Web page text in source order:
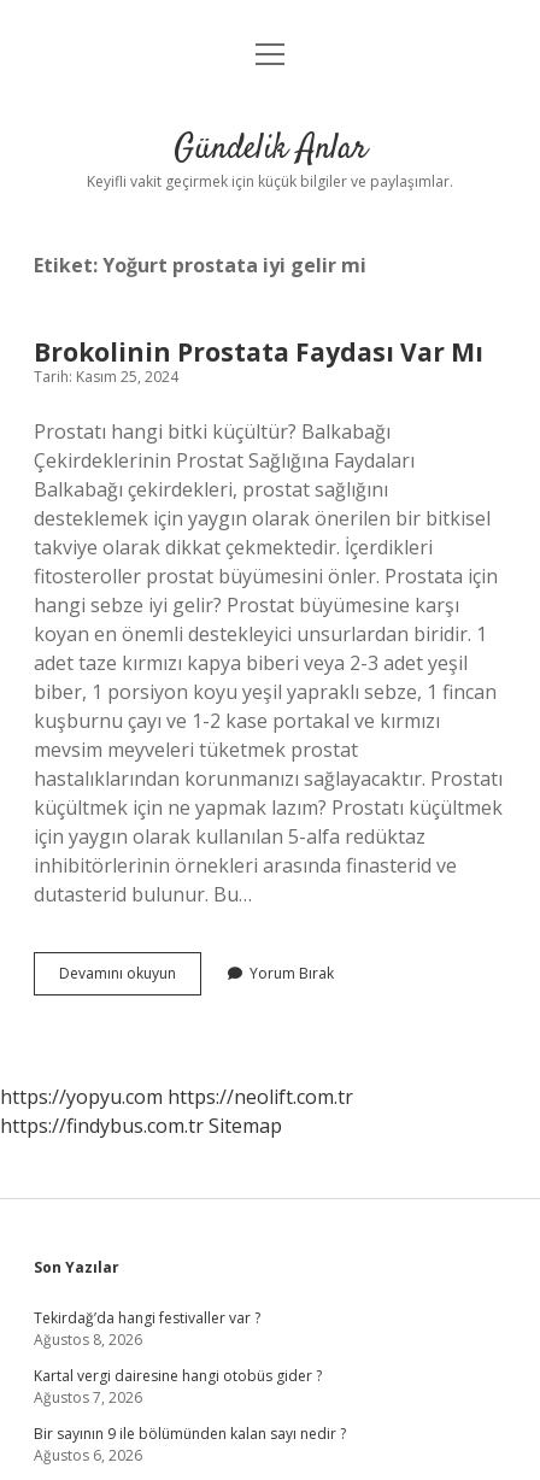
Anasayfa
Yasal Uyarı
menüyü
Gündelik Anlar
Keyifli vakit geçirmek için küçük bilgiler ve paylaşımlar.
Etiket:Yoğurt prostata iyi gelir mi
Brokolinin Prostata Faydası Var Mı
Tarih: Kasım 25, 2024
Prostatı hangi bitki küçültür? Balkabağı
Çekirdeklerinin Prostat Sağlığına Faydaları
Balkabağı çekirdekleri, prostat sağlığını
desteklemek için yaygın olarak önerilen bir bitkisel
takviye olarak dikkat çekmektedir. İçerdikleri
fitosteroller prostat büyümesini önler. Prostata için
hangi sebze iyi gelir? Prostat büyümesine karşı
koyan en önemli destekleyici unsurlardan biridir. 1
adet taze kırmızı kapya biberi veya 2-3 adet yeşil
biber, 1 porsiyon koyu yeşil yapraklı sebze, 1 fincan
kuşburnu çayı ve 1-2 kase portakal ve kırmızı
mevsim meyveleri tüketmek prostat
hastalıklarından korunmanızı sağlayacaktır. Prostatı
küçültmek için ne yapmak lazım? Prostatı küçültmek
için yaygın olarak kullanılan 5-alfa redüktaz
inhibitörlerinin örnekleri arasında finasterid ve
dutasterid bulunur. Bu…
Devamını okuyun Brokolinin
Prostata
Yorum Bırak
https://yopyu.com https://neolift.com.tr
https://findybus.com.trSitemap
Sidebar
Son Yazılar
Tekirdağ’da hangi festivaller var ?
Ağustos 8, 2026
Kartal vergi dairesine hangi otobüs gider ?
Ağustos 7, 2026
Bir sayının 9 ile bölümünden kalan sayı nedir ?
Ağustos 6, 2026